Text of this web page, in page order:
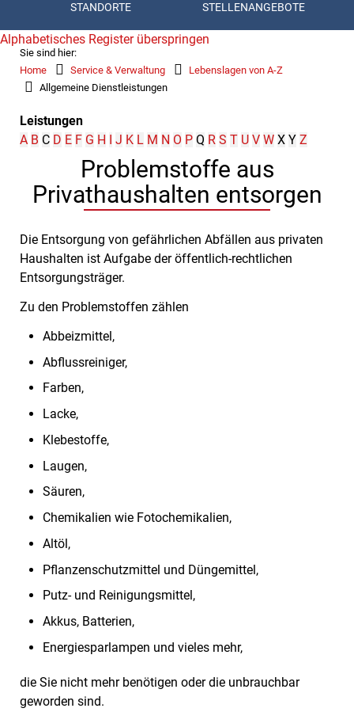
STANDORTE STELLENANGEBOTE
Sie sind hier:
Home
Service & Verwaltung
Lebenslagen von A-Z
Allgemeine Dienstleistungen
Leistungen
Alphabetisches Register überspringen
A B C D E F G H I J K L M N O P Q R S T U V W X Y Z
Problemstoffe aus
Privathaushalten entsorgen
Die Entsorgung von gefährlichen Abfällen aus privaten
Haushalten ist Aufgabe der öffentlich-rechtlichen
Entsorgungsträger.
Zu den Problemstoffen zählen
Abbeizmittel,
Abflussreiniger,
Farben,
Lacke,
Klebestoffe,
Laugen,
Säuren,
Chemikalien wie Fotochemikalien,
Altöl,
Pflanzenschutzmittel und Düngemittel,
Putz- und Reinigungsmittel,
Akkus, Batterien,
Energiesparlampen und vieles mehr,
die Sie nicht mehr benötigen oder die unbrauchbar
geworden sind.